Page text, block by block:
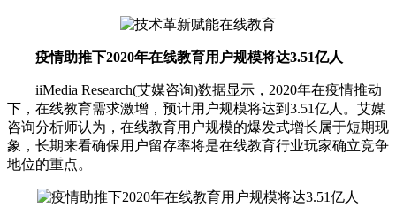
疫情助推下2020年在线教育用户规模将达3.51亿人
iiMedia Research(艾媒咨询)数据显示，2020年在疫情推动
下，在线教育需求激增，预计用户规模将达到3.51亿人。艾媒
咨询分析师认为，在线教育用户规模的爆发式增长属于短期现
象，长期来看确保用户留存率将是在线教育行业玩家确立竞争
地位的重点。